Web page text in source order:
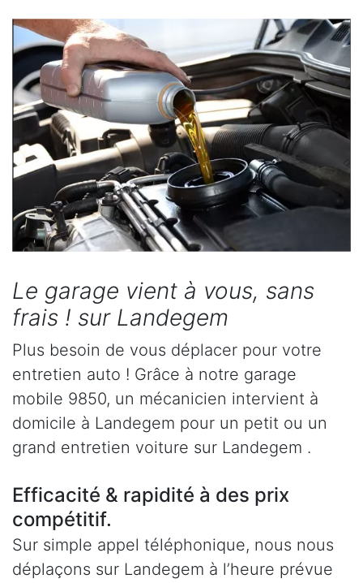
Le garage vient à vous, sans
frais ! sur Landegem
Plus besoin de vous déplacer pour votre
entretien auto ! Grâce à notre garage
mobile 9850, un mécanicien intervient à
domicile à Landegem pour un petit ou un
grand entretien voiture sur Landegem .
Efficacité & rapidité à des prix
compétitif.
Sur simple appel téléphonique, nous nous
déplaçons sur Landegem à l’heure prévue